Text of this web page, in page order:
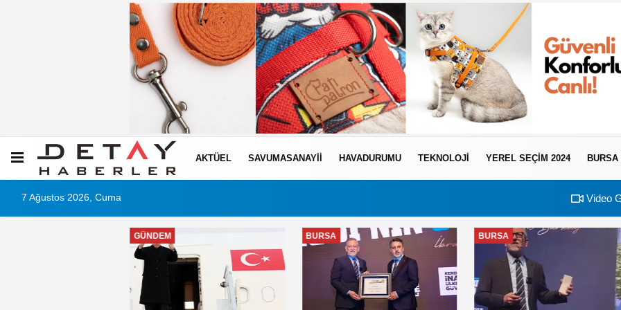
AKTÜEL SAVUMASANAYII HAVADURUMU TEKNOLOJI YEREL SEÇİM 2024 BURSA
7 Ağustos 2026, Cuma Video
GÜNDEM BURSA BURSA